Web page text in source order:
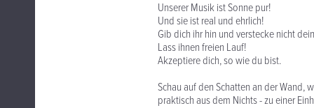
Unserer Musik ist Sonne pur!
Und sie ist real und ehrlich!
Gib dich ihr hin und verstecke nicht
Lass ihnen freien Lauf!
Akzeptiere dich, so wie du bist.
Schau auf den Schatten an der Wand,
praktisch aus dem Nichts - zu einer